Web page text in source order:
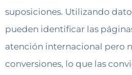
suposiciones. Utilizando
pueden identificar las
atención internacional pero
conversiones, lo que las